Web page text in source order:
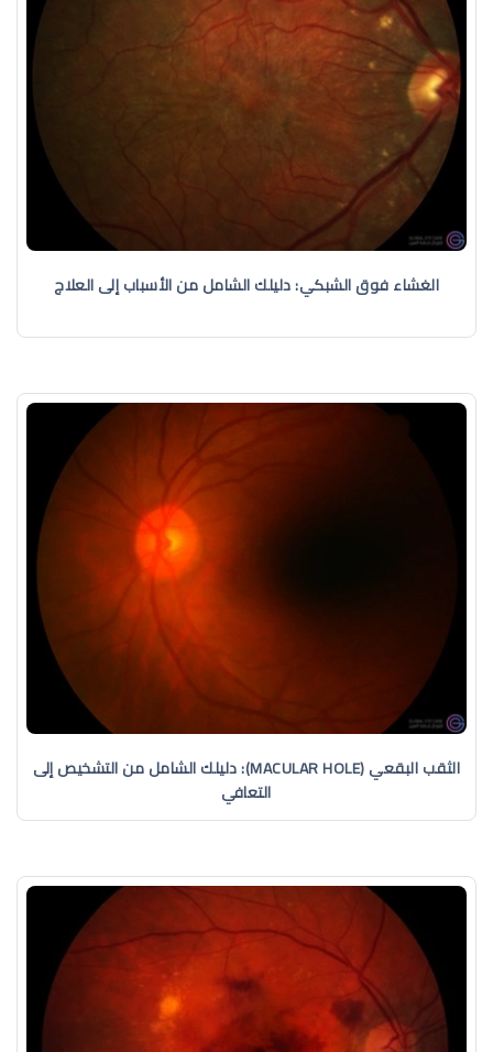
الغشاء فوق الشبكي: دليلك الشامل من الأسباب إلى العلاج
الثقب البقعي (MACULAR HOLE): دليلك الشامل من التشخيص إلى
التعافي